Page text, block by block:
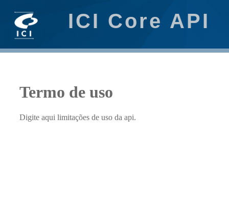
ICI Core API
Termo de uso
Digite aqui limitações de uso da api.